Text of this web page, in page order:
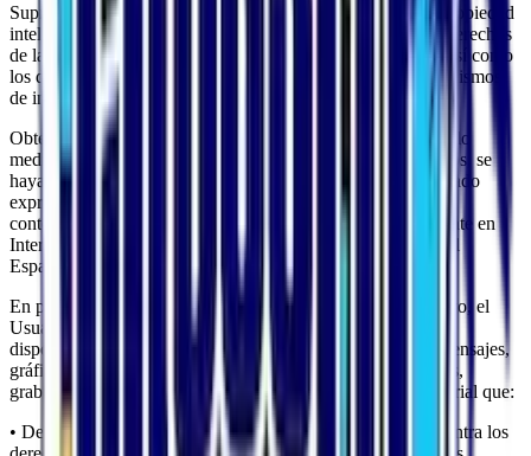
Suprimir, ocultar o manipular las notas sobre derechos de propiedad
intelectual o industrial y demás datos identificativos de los derechos
de la empresa o de terceros incorporados a los contenidos, así como
los dispositivos técnicos de protección o cualesquiera mecanismos
de información que puedan insertarse en los contenidos.
Obtener e intentar obtener los contenidos empleando para ello
medios o procedimientos distintos de los que, según los casos, se
hayan puesto a su disposición a este efecto o se hayan indicado
expresamente en las páginas web donde se encuentren los
contenidos o, en general, de los que se empleen habitualmente en
Internet por no entrañar un riesgo de daño o inutilización del
Espacio web y/o de los contenidos.
En particular, y a título meramente indicativo y no exhaustivo, el
Usuario se compromete a no transmitir, difundir o poner a
disposición de terceros informaciones, datos, contenidos, mensajes,
gráficos, dibujos, archivos de sonido y/o imagen, fotografías,
grabaciones, software y, en general, cualquier clase de material que:
• De cualquier forma sea contrario, menosprecie o atente contra los